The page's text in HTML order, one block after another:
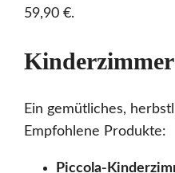
59,90 €.
Kinderzimmer
Ein gemütliches,
Empfohlene Produkte:
Piccola-